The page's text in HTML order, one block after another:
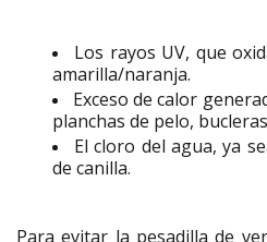
Los rayos UV, que
amarilla/naranja.
Exceso de calor
planchas de pelo,
El cloro del agua, ya
de canilla.
Para evitar la pesadilla de